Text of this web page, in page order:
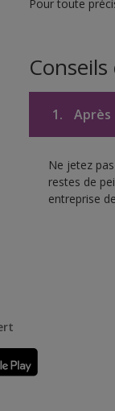
Pour toute
1. Après
Ne jetez
restes de
entreprise